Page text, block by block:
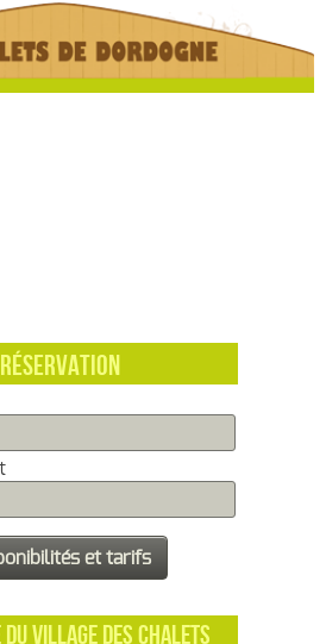
RÉSERVATION
DU VILLAGE DES CHALETS